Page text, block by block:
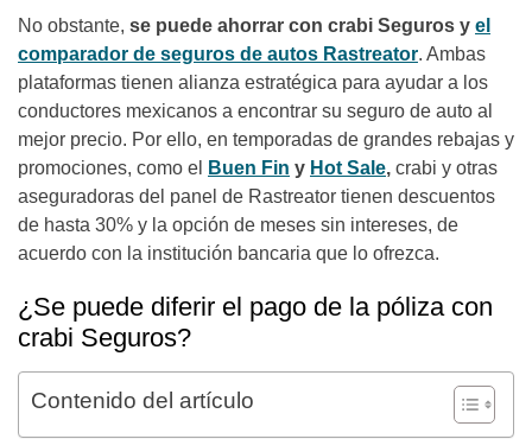
No obstante, se puede ahorrar con crabi Seguros y el
comparador de seguros de autos Rastreator. Ambas
plataformas tienen alianza estratégica para ayudar a los
conductores mexicanos a encontrar su seguro de auto al
mejor precio. Por ello, en temporadas de grandes rebajas y
promociones, como el
Buen Fin y Hot Sale, crabi y otras
aseguradoras del panel de Rastreator tienen descuentos
de hasta 30% y la opción de meses sin intereses, de
acuerdo con la institución bancaria que lo ofrezca.
¿Se puede diferir el pago de la póliza con
crabi Seguros?
Contenido del artículo